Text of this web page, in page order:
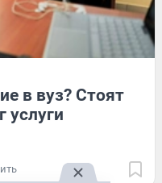
в вуз? Стоят
услуги